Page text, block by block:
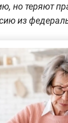
но теряют
из